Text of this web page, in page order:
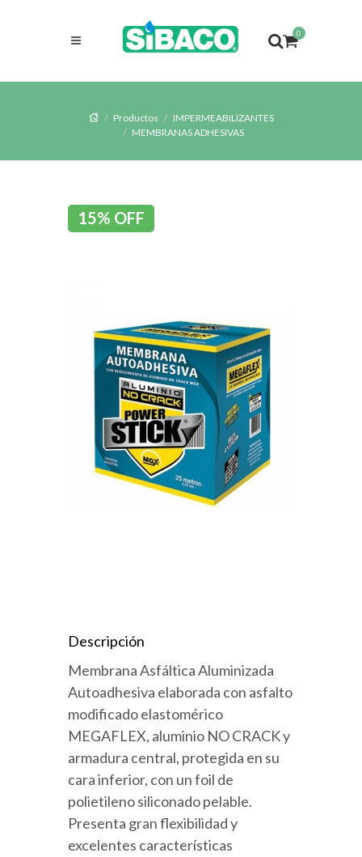
0
Productos
IMPERMEABILIZANTES
MEMBRANAS ADHESIVAS
15% OFF
Descripción
Membrana Asfáltica Aluminizada
Autoadhesiva elaborada con asfalto
modificado elastomérico
MEGAFLEX, aluminio NO CRACK y
armadura central, protegida en su
cara inferior, con un foil de
polietileno siliconado pelable.
Presenta gran flexibilidad y
excelentes características